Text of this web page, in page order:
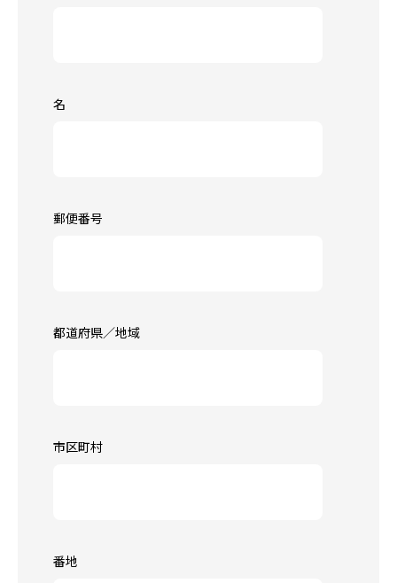
名
郵便番号
都道府県／地域
市区町村
番地